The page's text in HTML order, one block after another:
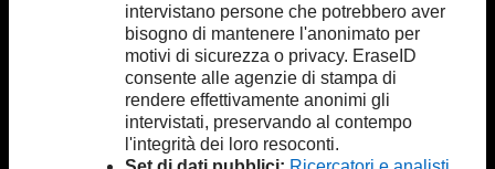
intervistano persone che potrebbero aver
bisogno di mantenere l'anonimato per
motivi di sicurezza o privacy. EraseID
consente alle agenzie di stampa di
rendere effettivamente anonimi gli
intervistati, preservando al contempo
l'integrità dei loro resoconti.